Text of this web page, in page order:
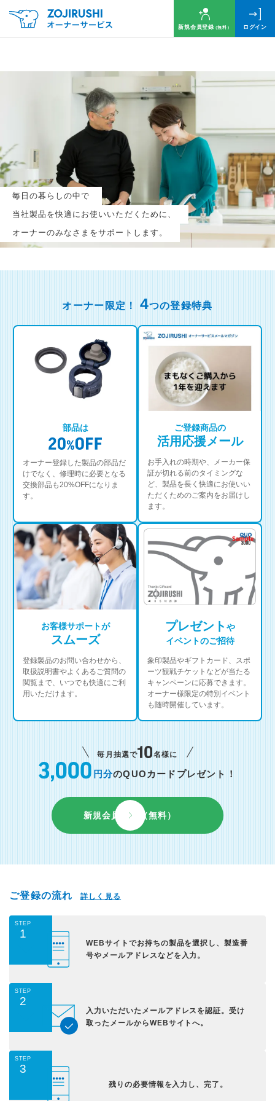
新規会員登録（無料） ログイン
毎日の暮らしの中で
当社製品を快適にお使いいただくために、
オーナーのみなさまをサポートします。
毎月抽選で 名様に
円分のQUOカードプレゼント！
新規会員登録（無料）
ログイン
※新規会員登録または追加製品登録をいただいた方が対象です
※オーナーサービスは日本国内にお住まいの個人の方向けサービスとなります
オーナー限定！ 4つの登録特典
部品は
オーナー登録した製品の部品だ
けでなく、修理時に必要となる
交換部品も20%OFFになりま
す。
ご登録商品の
活用応援メール
お手入れの時期や、メーカー保
証が切れる前のタイミングな
ど、製品を長く快適にお使いい
ただくためのご案内をお届けし
ます。
お客様サポートが
スムーズ
登録製品のお問い合わせから、
取扱説明書やよくあるご質問の
閲覧まで、いつでも快適にご利
用いただけます。
プレゼントや
イベントのご招待
象印製品やギフトカード、スポ
ーツ観戦チケットなどが当たる
キャンペーンに応募できます。
オーナー様限定の特別イベント
も随時開催しています。
毎月抽選で 名様に
円分のQUOカードプレゼント！
新規会員登録（無料）
ご登録の流れ 詳しく見る
STEP
1
WEBサイトでお持ちの製品を選択し、製造番
号やメールアドレスなどを入力。
STEP
2
入力いただいた メールアドレスを認証。受け
取ったメールからWEBサイトへ。
STEP
3
残りの必要情報を入力し、完了。